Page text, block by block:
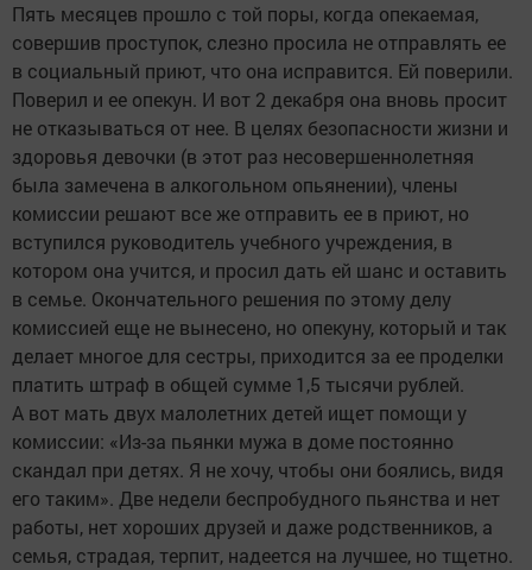
Пять месяцев прошло с той поры, когда опекаемая,
совершив проступок, слезно просила не отправлять ее
в социальный приют, что она исправится. Ей поверили.
Поверил и ее опекун. И вот 2 декабря она вновь просит
не отказываться от нее. В целях безопасности жизни и
здоровья девочки (в этот раз несовершеннолетняя
была замечена в алкогольном опьянении), члены
комиссии решают все же отправить ее в приют, но
вступился руководитель учебного учреждения, в
котором она учится, и просил дать ей шанс и оставить
в семье. Окончательного решения по этому делу
комиссией еще не вынесено, но опекуну, который и так
делает многое для сестры, приходится за ее проделки
платить штраф в общей сумме 1,5 тысячи рублей.
А вот мать двух малолетних детей ищет помощи у
комиссии: «Из-за пьянки мужа в доме постоянно
скандал при детях. Я не хочу, чтобы они боялись, видя
его таким». Две недели беспробудного пьянства и нет
работы, нет хороших друзей и даже родственников, а
семья, страдая, терпит, надеется на лучшее, но тщетно.